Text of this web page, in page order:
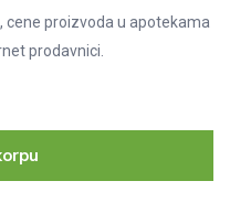
cene proizvoda u apotekama
prodavnici.